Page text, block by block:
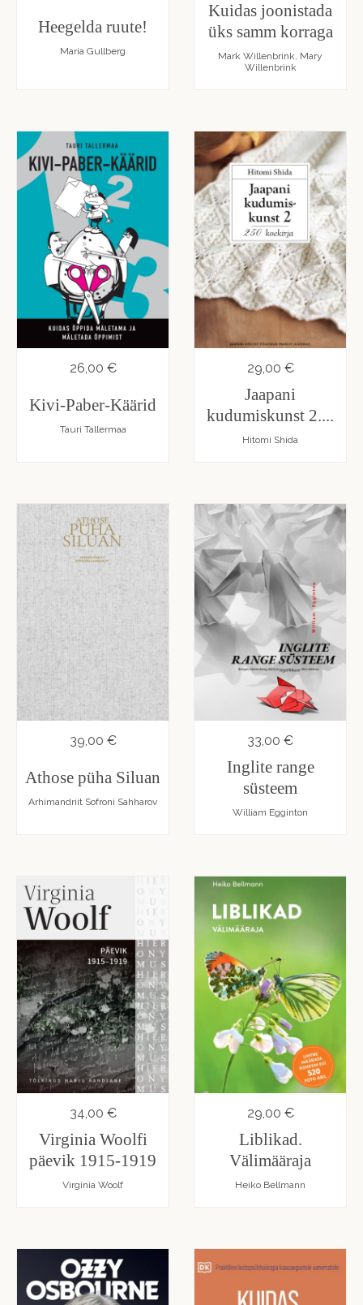
Heegelda ruute!
Maria Gullberg
Kuidas joonistada
üks samm korraga
Mark Willenbrink, Mary
Willenbrink
26,00 €
Kivi-Paber-Käärid
Tauri Tallermaa
29,00 €
Jaapani
kudumiskunst 2....
Hitomi Shida
39,00 €
Athose püha Siluan
Arhimandriit Sofroni Sahharov
33,00 €
Inglite range
süsteem
William Egginton
34,00 €
Virginia Woolfi
päevik 1915-1919
Virginia Woolf
29,00 €
Liblikad.
Välimääraja
Heiko Bellmann